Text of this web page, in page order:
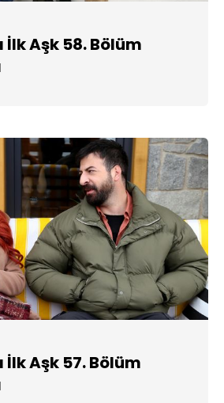
İlk Aşk 58. Bölüm
İlk Aşk 57. Bölüm